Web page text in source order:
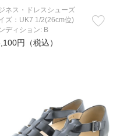
ネス・ドレスシューズ
ズ：UK7 1/2(26cm位)
ディション: B
円（税込）